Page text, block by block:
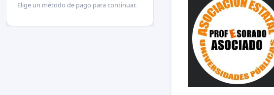
Elige un método de pago para continuar.